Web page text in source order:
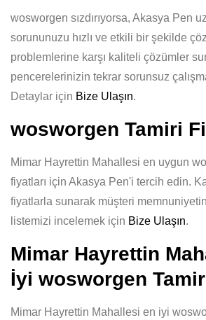
wosworgen sızdırıyorsa, Akasya Pen
sorununuzu hızlı ve etkili bir şekilde
problemlerine karşı kaliteli çözümler
pencerelerinizin tekrar sorunsuz
Detaylar için Bize Ulaşın.
wosworgen Tamiri
Mimar Hayrettin Mahallesi en uygun
fiyatları için Akasya Pen'i tercih edin.
fiyatlarla sunarak müşteri
listemizi incelemek için Bize Ulaşın.
Mimar Hayrettin
İyi wosworgen
Mimar Hayrettin Mahallesi en iyi